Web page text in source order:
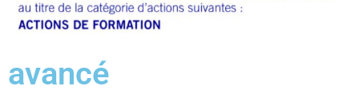
avancé